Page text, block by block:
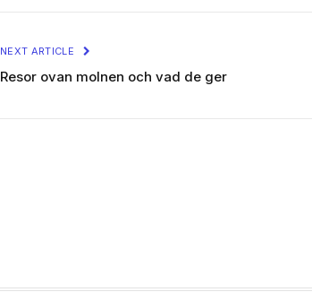
NEXT ARTICLE
Resor ovan molnen och vad de ger